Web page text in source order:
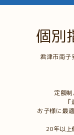
個別
君津市南子
定額
お子様に最
20年以上